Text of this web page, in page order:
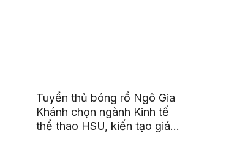
Tuyển thủ bóng rổ Ngô Gia
Khánh chọn ngành Kinh tế
thể thao HSU, kiến tạo giá